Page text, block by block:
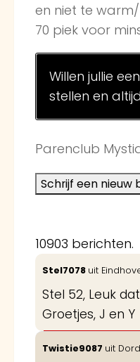
en niet te
70 piek voor
Willen jullie
stellen en
Parenclub
10903 berichten.
Stel7078 uit
Stel 52, Leuk
Groetjes, J en Y
Twistie9087 uit